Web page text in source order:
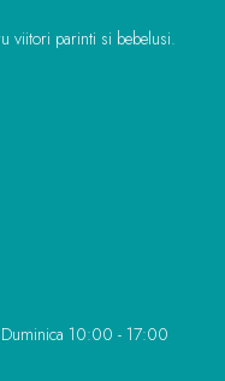
viitori parinti si bebelusi.
10:00 - 17:00